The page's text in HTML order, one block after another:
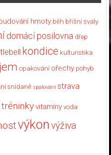
hmoty běh břišní svaly
domácí posilovna dřep
kondice kulturistika
opakování ořechy pohyb
snídaně spalování strava
tréninkyvitamíny voda
výkon výživa